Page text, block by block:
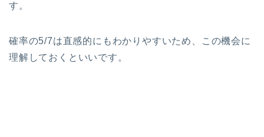
す。
確率の5/7は直感的にもわかりやすいため、この機会に
理解しておくといいです。